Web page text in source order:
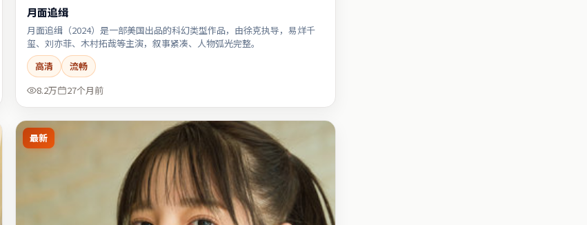
月面追缉
月面追缉（2024）是一部美国出品的科幻类型作品，由徐克执导，易烊千
玺、刘亦菲、木村拓哉等主演，叙事紧凑、人物弧光完整。
高清
流畅
8.2万
27个月前
最新